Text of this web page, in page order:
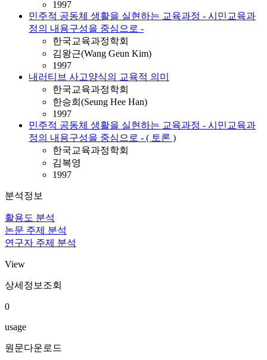
1997
민주적 공동체 생활을 실현하는 교육과정 - 시민교육과
정의 내용구성을 중심으로 -
한국교육과정학회
김왕근(Wang Geun Kim)
1997
내러티브 사고양식의 교육적 의미
한국교육과정학회
한승희(Seung Hee Han)
1997
민주적 공동체 생활을 실현하는 교육과정 - 시민교육과
정의 내용구성을 중심으로 - ( 토론 )
한국교육과정학회
김복영
1997
분석정보
활용도 분석
논문 주제 분석
연구자 주제 분석
View
상세정보조회
0
usage
원문다운로드